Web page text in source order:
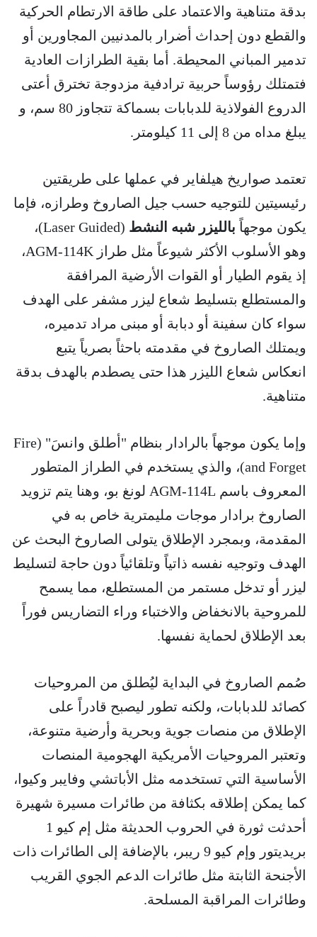
بدقة متناهية والاعتماد على طاقة الارتطام الحركية
والقطع دون إحداث أضرار بالمدنيين المجاورين أو
تدمير المباني المحيطة. أما بقية الطرازات العادية
فتمتلك رؤوساً حربية ترادفية مزدوجة تخترق أعتى
الدروع الفولاذية للدبابات بسماكة تتجاوز 80 سم، و
يبلغ مداه من 8 إلى 11 كيلومتر.
تعتمد صواريخ هيلفاير في عملها على طريقتين
رئيسيتين للتوجيه حسب جيل الصاروخ وطرازه، فإما
يكون موجهاً بالليزر شبه النشط
(Laser Guided)،
وهو الأسلوب الأكثر شيوعاً مثل طراز AGM-114K،
إذ يقوم الطيار أو القوات الأرضية المرافقة
والمستطلع بتسليط شعاع ليزر مشفر على الهدف
سواء كان سفينة أو دبابة أو مبنى مراد تدميره،
ويمتلك الصاروخ في مقدمته باحثاً بصرياً يتبع
انعكاس شعاع الليزر هذا حتى يصطدم بالهدف بدقة
متناهية.
وإما يكون موجهاً بالرادار بنظام "أطلق وانسَ" (Fire
and Forget)، والذي يستخدم في الطراز المتطور
المعروف باسم AGM-114L لونغ بو، وهنا يتم تزويد
الصاروخ برادار موجات مليمترية خاص به في
المقدمة، وبمجرد الإطلاق يتولى الصاروخ البحث عن
الهدف وتوجيه نفسه ذاتياً وتلقائياً دون حاجة لتسليط
ليزر أو تدخل مستمر من المستطلع، مما يسمح
للمروحية بالانخفاض والاختباء وراء التضاريس فوراً
بعد الإطلاق لحماية نفسها.
صُمم الصاروخ في البداية ليُطلق من المروحيات
كصائد للدبابات، ولكنه تطور ليصبح قادراً على
الإطلاق من منصات جوية وبحرية وأرضية متنوعة،
وتعتبر المروحيات الأمريكية الهجومية المنصات
الأساسية التي تستخدمه مثل الأباتشي وفايبر وكيوا،
كما يمكن إطلاقه بكثافة من طائرات مسيرة شهيرة
أحدثت ثورة في الحروب الحديثة مثل إم كيو 1
بريديتور وإم كيو 9 ريبر، بالإضافة إلى الطائرات ذات
الأجنحة الثابتة مثل طائرات الدعم الجوي القريب
وطائرات المراقبة المسلحة.